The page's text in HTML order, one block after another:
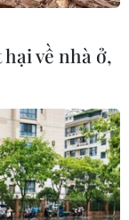
về nhà ở,